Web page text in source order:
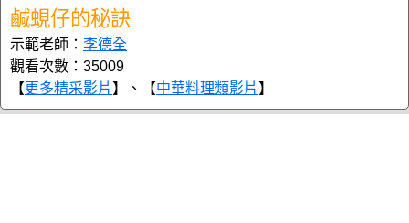
鹹蜆仔的秘訣
示範老師： 李德全
觀看次數：35009
【更多精采影片 】、【中華料理類影片 】